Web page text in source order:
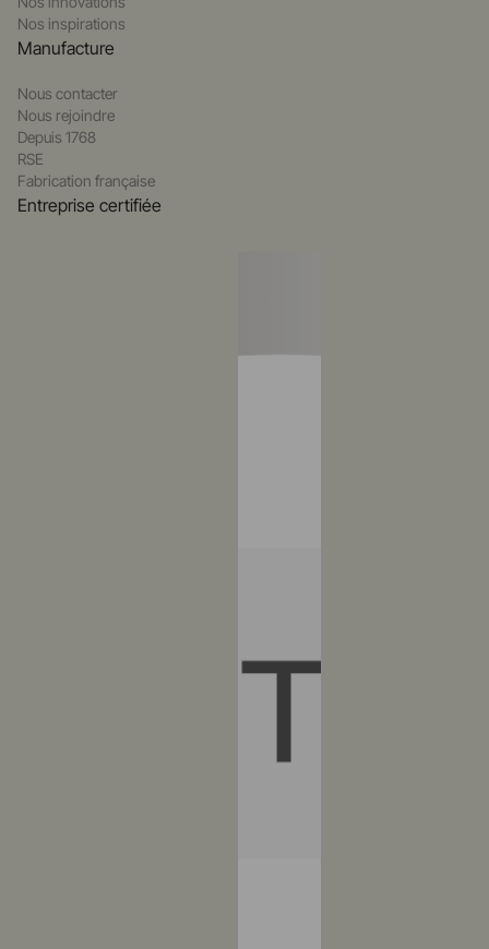
Nos inspirations
Manufacture
Nous contacter
Nous rejoindre
Depuis 1768
RSE
Fabrication française
Entreprise certifiée